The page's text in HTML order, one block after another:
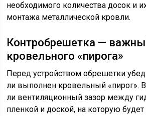
необходимого количества досок и
монтажа металлической кровли.
Контробрешетка —
кровельного «пирога»
Перед устройством обрешетки
ли выполнен кровельный «пирог». В
ли вентиляционный зазор между
пленкой и доской, на которую будет